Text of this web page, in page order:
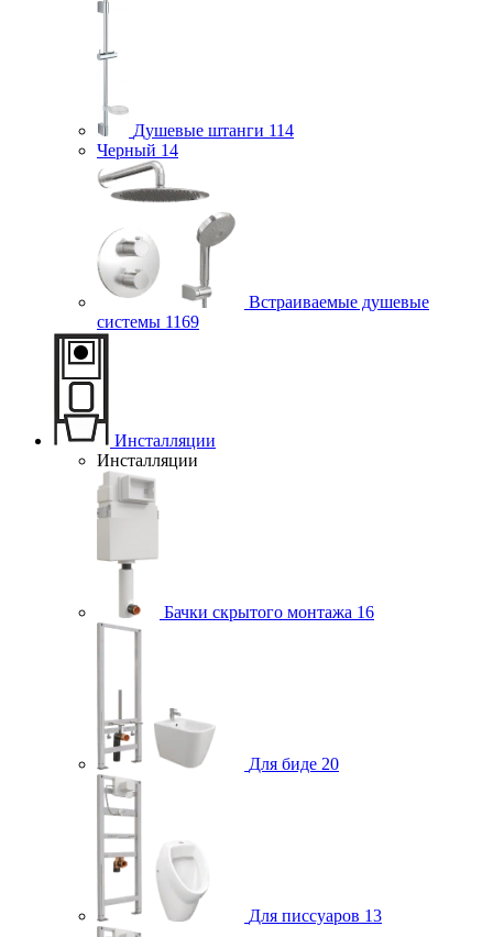
Душевые штанги 114
Черный 14
Встраиваемые душевые
системы 1169
Инсталляции
Инсталляции
Бачки скрытого монтажа 16
Для биде 20
Для писсуаров 13